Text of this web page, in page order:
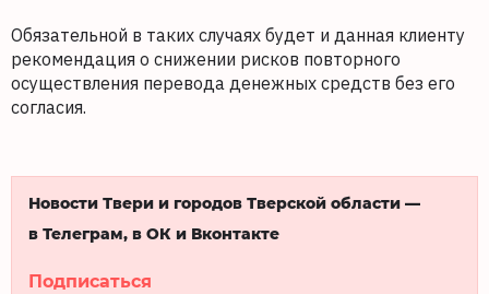
Обязательной в таких случаях будет и данная клиенту
рекомендация о снижении рисков повторного
осуществления перевода денежных средств без его
согласия.
Новости Твери и городов Тверской области —
в Телеграм, в ОК и Вконтакте
Подписаться